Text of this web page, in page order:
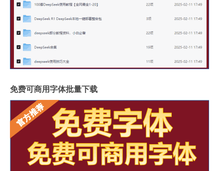
免费可商用字体批量下载